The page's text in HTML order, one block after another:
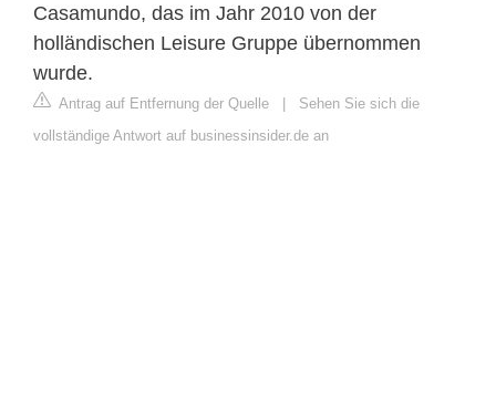
Casamundo, das im Jahr 2010 von der
holländischen Leisure Gruppe übernommen
wurde.
Antrag auf Entfernung der Quelle | Sehen Sie sich die
vollständige Antwort auf businessinsider.de an